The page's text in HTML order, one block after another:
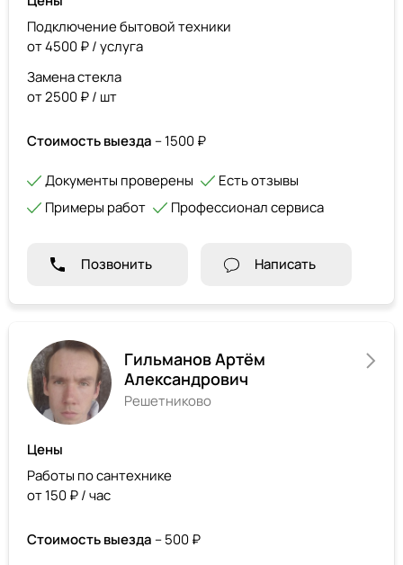
Подключение бытовой техники
от 4500 ₽ / услуга
Замена стекла
от 2500 ₽ / шт
Стоимость выезда – 1500 ₽
Документы проверены
Есть отзывы
Примеры работ
Профессионал сервиса
Позвонить Написать
Гильманов Артём
Александрович
Решетниково
Цены
Работы по сантехнике
от 150 ₽ / час
Стоимость выезда – 500 ₽